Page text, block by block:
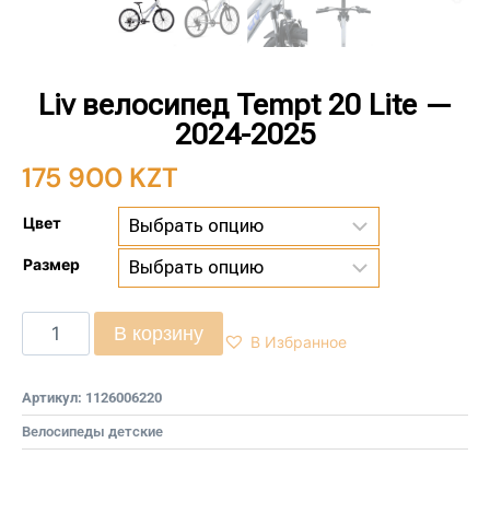
Liv велосипед Tempt 20 Lite —
2024-2025
175 900 KZT
Цвет
Размер
В корзину В Избранное
Артикул: 1126006220
Велосипеды детские